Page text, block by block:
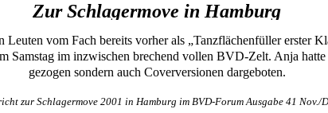
Zur Schlagermove in Hamburg
vom Fach bereits vorher als „Tanzflächenfüller erster
Samstag im inzwischen brechend vollen BVD-Zelt. Anja
gezogen sondern auch Coverversionen dargeboten.
zur Schlagermove 2001 in Hamburg im BVD-Forum Ausgabe 41 Nov./